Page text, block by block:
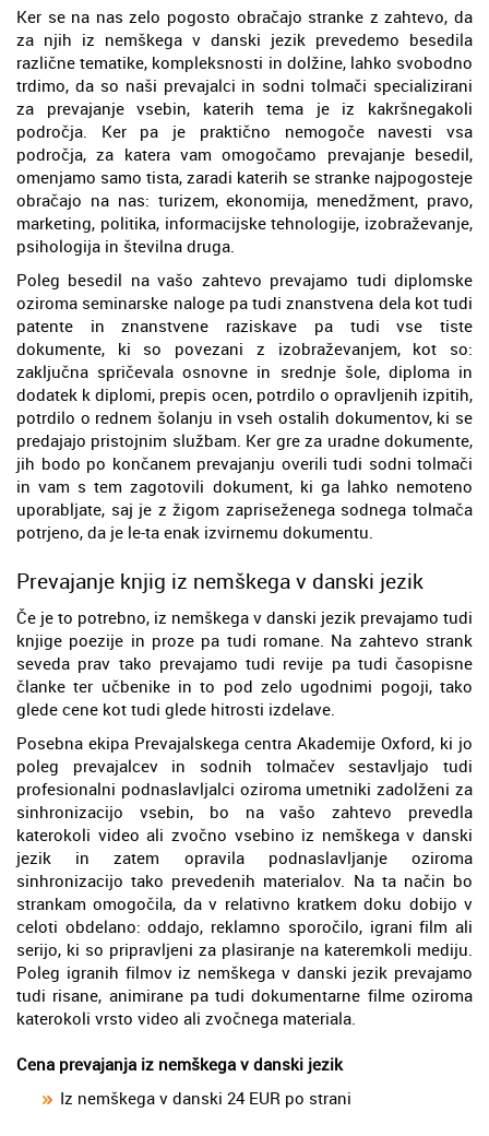
Ker se na nas zelo pogosto obračajo stranke z zahtevo, da
za njih iz nemškega v danski jezik prevedemo besedila
različne tematike, kompleksnosti in dolžine, lahko svobodno
trdimo, da so naši prevajalci in sodni tolmači specializirani
za prevajanje vsebin, katerih tema je iz kakršnegakoli
področja. Ker pa je praktično nemogoče navesti vsa
področja, za katera vam omogočamo prevajanje besedil,
omenjamo samo tista, zaradi katerih se stranke najpogosteje
obračajo na nas: turizem, ekonomija, menedžment, pravo,
marketing, politika, informacijske tehnologije, izobraževanje,
psihologija in številna druga.
Poleg besedil na vašo zahtevo prevajamo tudi diplomske
oziroma seminarske naloge pa tudi znanstvena dela kot tudi
patente in znanstvene raziskave pa tudi vse tiste
dokumente, ki so povezani z izobraževanjem, kot so:
zaključna spričevala osnovne in srednje šole, diploma in
dodatek k diplomi, prepis ocen, potrdilo o opravljenih izpitih,
potrdilo o rednem šolanju in vseh ostalih dokumentov, ki se
predajajo pristojnim službam. Ker gre za uradne dokumente,
jih bodo po končanem prevajanju overili tudi sodni tolmači
in vam s tem zagotovili dokument, ki ga lahko nemoteno
uporabljate, saj je z žigom zapriseženega sodnega tolmača
potrjeno, da je le-ta enak izvirnemu dokumentu.
Prevajanje knjig iz nemškega v danski jezik
Če je to potrebno, iz nemškega v danski jezik prevajamo tudi
knjige poezije in proze pa tudi romane. Na zahtevo strank
seveda prav tako prevajamo tudi revije pa tudi časopisne
članke ter učbenike in to pod zelo ugodnimi pogoji, tako
glede cene kot tudi glede hitrosti izdelave.
Posebna ekipa Prevajalskega centra Akademije Oxford, ki jo
poleg prevajalcev in sodnih tolmačev sestavljajo tudi
profesionalni podnaslavljalci oziroma umetniki zadolženi za
sinhronizacijo vsebin, bo na vašo zahtevo prevedla
katerokoli video ali zvočno vsebino iz nemškega v danski
jezik in zatem opravila podnaslavljanje oziroma
sinhronizacijo tako prevedenih materialov. Na ta način bo
strankam omogočila, da v relativno kratkem doku dobijo v
celoti obdelano: oddajo, reklamno sporočilo, igrani film ali
serijo, ki so pripravljeni za plasiranje na kateremkoli mediju.
Poleg igranih filmov iz nemškega v danski jezik prevajamo
tudi risane, animirane pa tudi dokumentarne filme oziroma
katerokoli vrsto video ali zvočnega materiala.
Cena prevajanja iz nemškega v danski jezik
Iz nemškega v danski 24 EUR po strani